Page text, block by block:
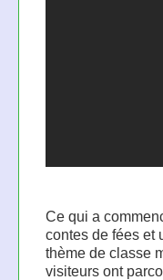
Ce qui a
contes de fées et
thème de classe
visiteurs ont